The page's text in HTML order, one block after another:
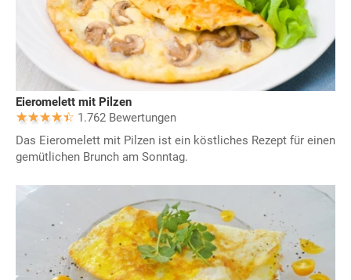
Eieromelett mit Pilzen
1.762 Bewertungen
Das Eieromelett mit Pilzen ist ein köstliches Rezept für einen
gemütlichen Brunch am Sonntag.